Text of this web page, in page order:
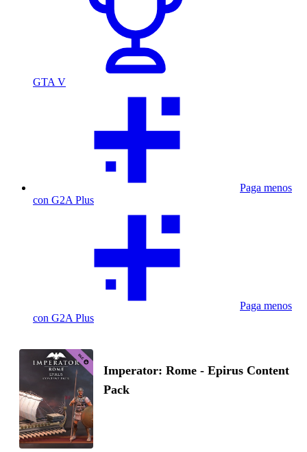
GTA V
Paga menos
con G2A Plus
Paga menos
con G2A Plus
Imperator: Rome - Epirus Content
Pack